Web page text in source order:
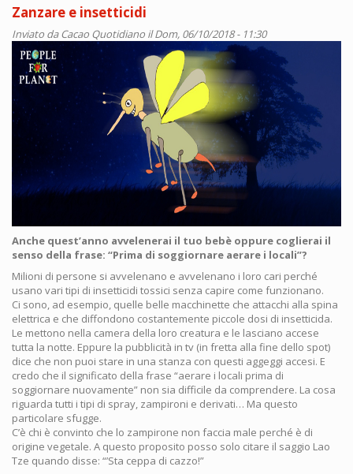
Zanzare e insetticidi
Inviato daCacao Quotidiano il Dom, 06/10/2018 - 11:30
Anche quest’anno avvelenerai il tuo bebè oppure coglierai il
senso della frase: “Prima di soggiornare aerare i locali”?
Milioni di persone si avvelenano e avvelenano i loro cari perché
usano vari tipi di insetticidi tossici senza capire come funzionano.
Ci sono, ad esempio, quelle belle macchinette che attacchi alla spina
elettrica e che diffondono costantemente piccole dosi di insetticida.
Le mettono nella camera della loro creatura e le lasciano accese
tutta la notte. Eppure la pubblicità in tv (in fretta alla fine dello spot)
dice che non puoi stare in una stanza con questi aggeggi accesi. E
credo che il significato della frase “aerare i locali prima di
soggiornare nuovamente” non sia difficile da comprendere. La cosa
riguarda tutti i tipi di spray, zampironi e derivati… Ma questo
particolare sfugge.
C’è chi è convinto che lo zampirone non faccia male perché è di
origine vegetale. A questo proposito posso solo citare il saggio Lao
Tze quando disse: “’Sta ceppa di cazzo!”